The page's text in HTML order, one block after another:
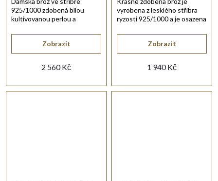
2 560 Kč
Zobrazit
925/1000 zdobená bílou
kultivovanou perlou a
1 940 Kč
Zobrazit
vyrobena z lesklého stříbra
ryzosti 925/1000 a je osazena